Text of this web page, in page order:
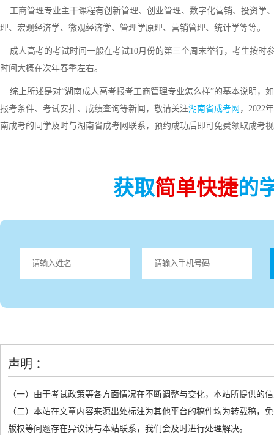
工商管理专业主干课程有创新管理、创业管理、数字化营销、投资学
理、宏观经济学、微观经济学、管理学原理、营销管理、统计学等等。
成人高考的考试时间一般在考试10月份的第三个周末举行，考生按时
时间大概在次年春季左右。
综上所述是对“湖南成人高考报考工商管理专业怎么样”的基本说明，
报考条件、考试安排、成绩查询等新闻，敬请关注湖南省成考网 ，2022
南成考的同学及时与湖南省成考网联系，预约成功后即可免费领取成考
获取简单快捷的
声明 ：
（一）由于考试政策等各方面情况在不断调整与变化，本站所提供的
（二）本站在文章内容来源出处标注为其他平台的稿件均为转载稿
版权等问题存在异议请与本站联系，我们会及时进行处理解决。